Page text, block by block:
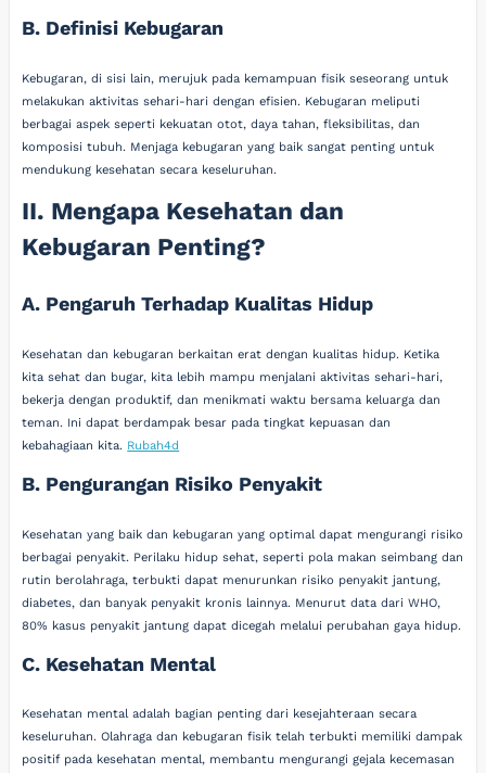
B. Definisi Kebugaran
Kebugaran, di sisi lain, merujuk pada kemampuan fisik seseorang untuk
melakukan aktivitas sehari-hari dengan efisien. Kebugaran meliputi
berbagai aspek seperti kekuatan otot, daya tahan, fleksibilitas, dan
komposisi tubuh. Menjaga kebugaran yang baik sangat penting untuk
mendukung kesehatan secara keseluruhan.
II. Mengapa Kesehatan dan
Kebugaran Penting?
A. Pengaruh Terhadap Kualitas Hidup
Kesehatan dan kebugaran berkaitan erat dengan kualitas hidup. Ketika
kita sehat dan bugar, kita lebih mampu menjalani aktivitas sehari-hari,
bekerja dengan produktif, dan menikmati waktu bersama keluarga dan
teman. Ini dapat berdampak besar pada tingkat kepuasan dan
kebahagiaan kita. Rubah4d
B. Pengurangan Risiko Penyakit
Kesehatan yang baik dan kebugaran yang optimal dapat mengurangi risiko
berbagai penyakit. Perilaku hidup sehat, seperti pola makan seimbang dan
rutin berolahraga, terbukti dapat menurunkan risiko penyakit jantung,
diabetes, dan banyak penyakit kronis lainnya. Menurut data dari WHO,
80% kasus penyakit jantung dapat dicegah melalui perubahan gaya hidup.
C. Kesehatan Mental
Kesehatan mental adalah bagian penting dari kesejahteraan secara
keseluruhan. Olahraga dan kebugaran fisik telah terbukti memiliki dampak
positif pada kesehatan mental, membantu mengurangi gejala kecemasan